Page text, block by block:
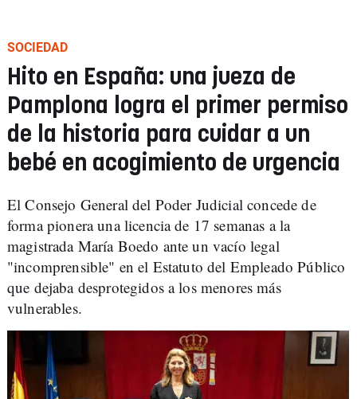
SOCIEDAD
Hito en España: una jueza de
Pamplona logra el primer permiso
de la historia para cuidar a un
bebé en acogimiento de urgencia
El Consejo General del Poder Judicial concede de
forma pionera una licencia de 17 semanas a la
magistrada María Boedo ante un vacío legal
"incomprensible" en el Estatuto del Empleado Público
que dejaba desprotegidos a los menores más
vulnerables.